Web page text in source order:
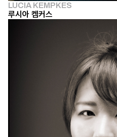
LUCIA KEMPKES
루시아 켐커스